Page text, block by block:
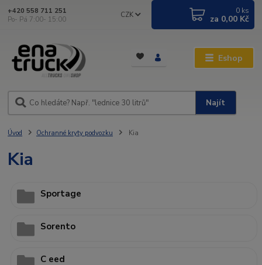
Eshop
CZK
Najít
+420 558 711 251
Po- Pá 7:00- 15:00
0 ks
za 0,00 Kč
Úvod Ochranné kryty podvozku Kia
Kia
Sportage
Sorento
C eed